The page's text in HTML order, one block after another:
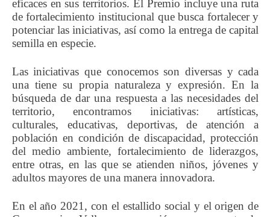
eficaces en sus territorios. El Premio incluye una ruta
de fortalecimiento institucional que busca fortalecer y
potenciar las iniciativas, así como la entrega de capital
semilla en especie.
Las iniciativas que conocemos son diversas y cada
una tiene su propia naturaleza y expresión. En la
búsqueda de dar una respuesta a las necesidades del
territorio, encontramos iniciativas: artísticas,
culturales, educativas, deportivas, de atención a
población en condición de discapacidad, protección
del medio ambiente, fortalecimiento de liderazgos,
entre otras, en las que se atienden niños, jóvenes y
adultos mayores de una manera innovadora.
En el año 2021, con el estallido social y el origen de